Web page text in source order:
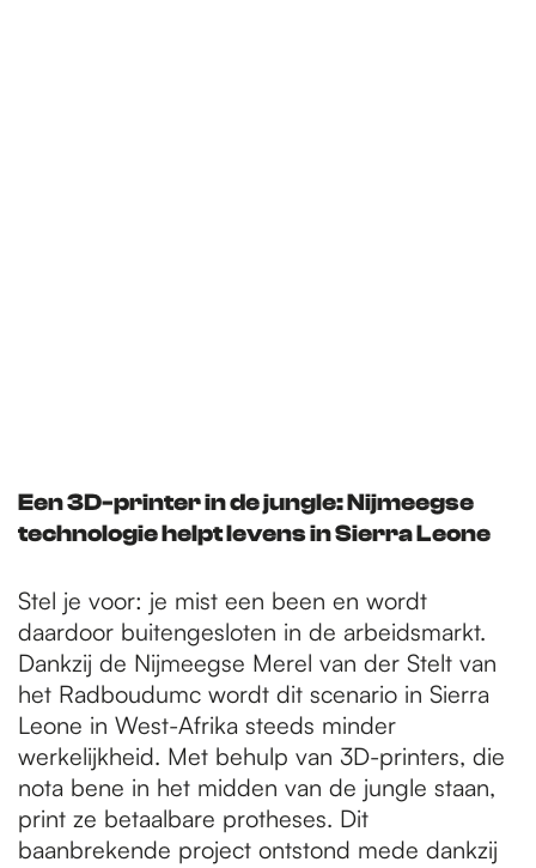
Een 3D-printer in de jungle: Nijmeegse
technologie helpt levens in Sierra Leone
Stel je voor: je mist een been en wordt
daardoor buitengesloten in de arbeidsmarkt.
Dankzij de Nijmeegse Merel van der Stelt van
het Radboudumc wordt dit scenario in Sierra
Leone in West-Afrika steeds minder
werkelijkheid. Met behulp van 3D-printers, die
nota bene in het midden van de jungle staan,
print ze betaalbare protheses. Dit
baanbrekende project ontstond mede dankzij